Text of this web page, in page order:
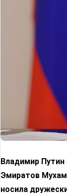
Владимир
Эмиратов
носила